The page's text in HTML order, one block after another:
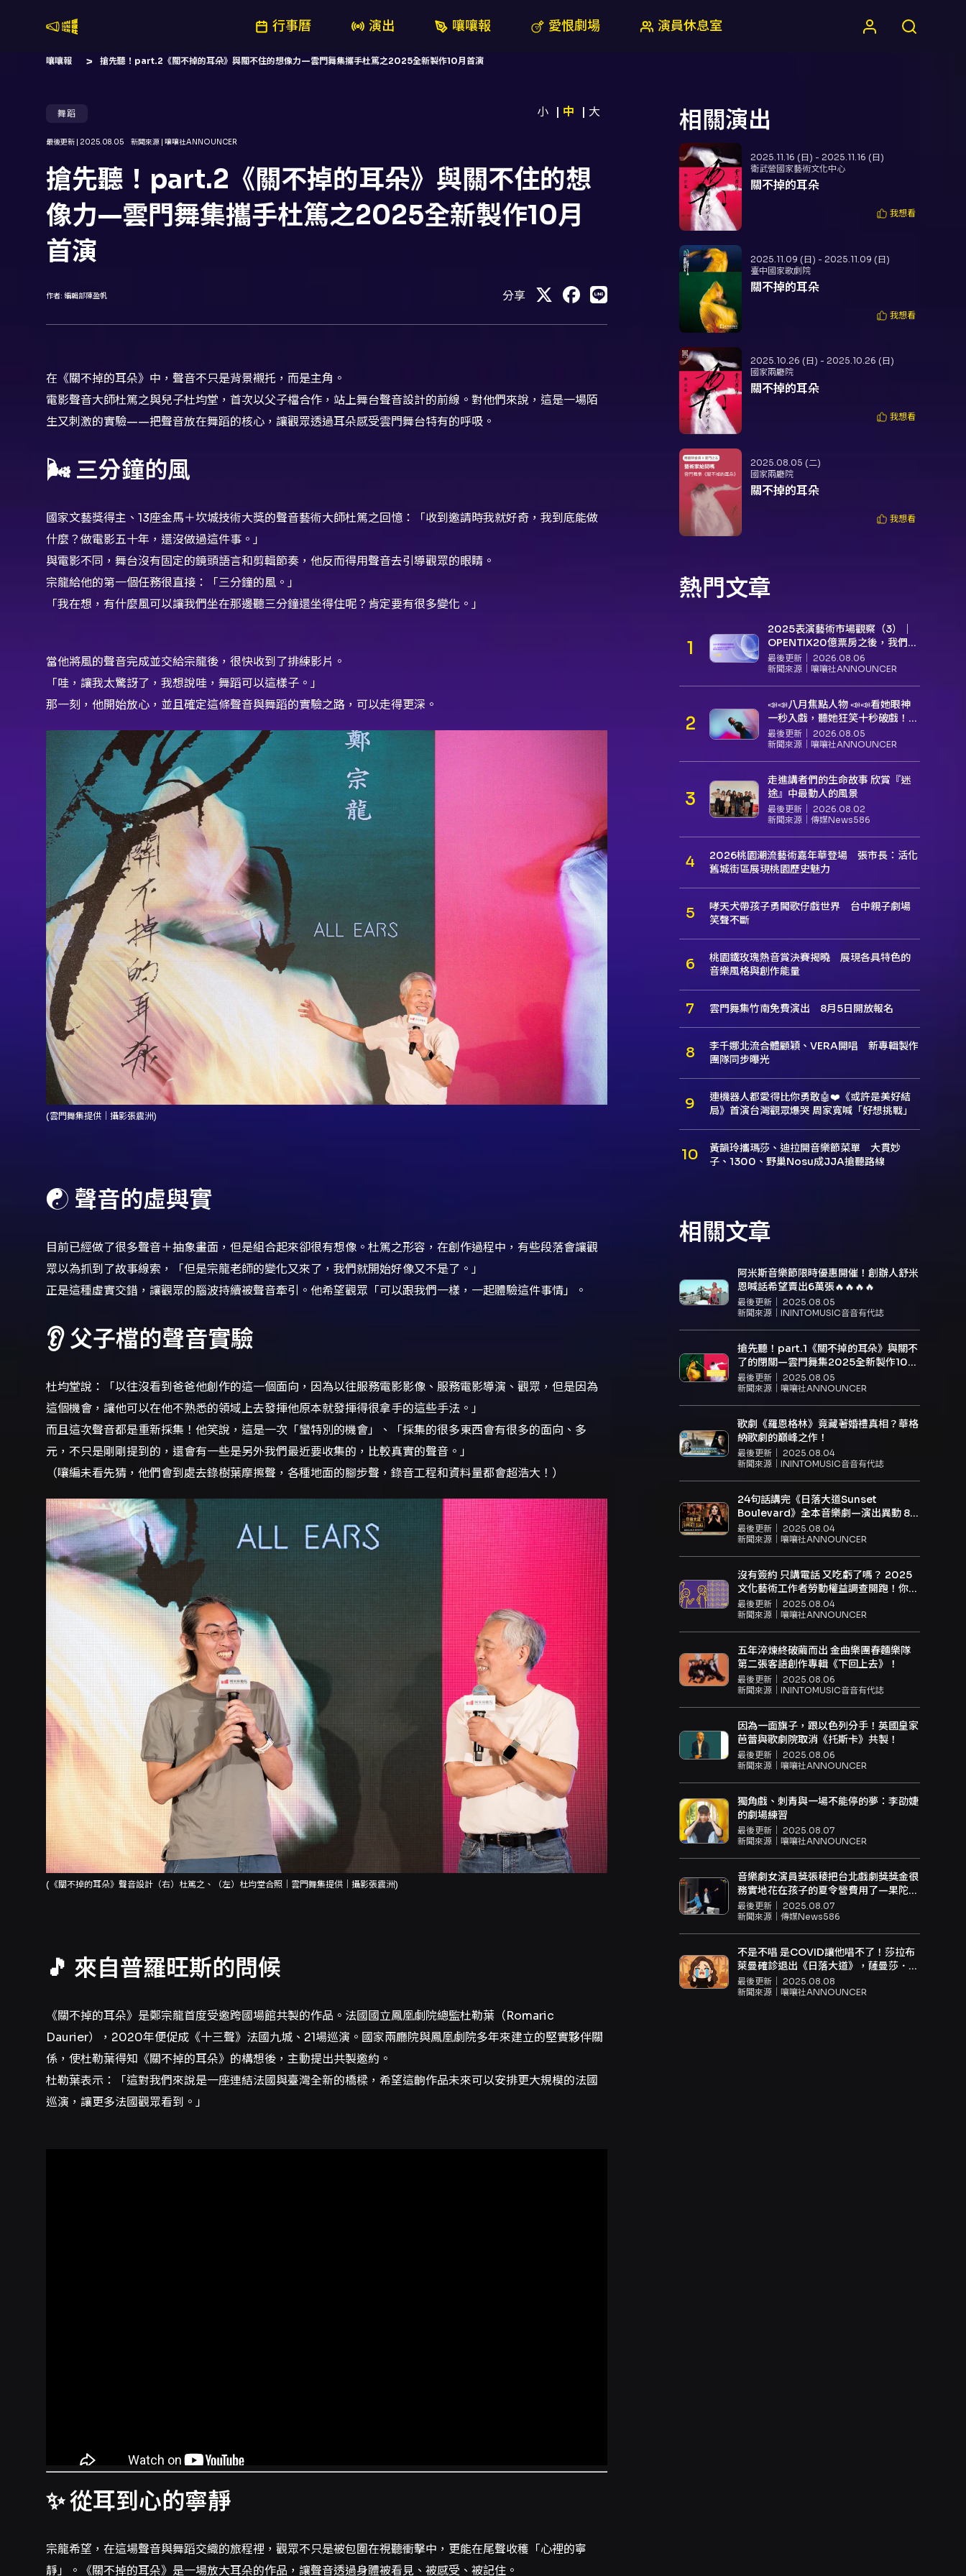
行事曆 演出 嚷嚷報 愛恨劇場 演員休息室
嚷嚷報 搶先聽！part.2《關不掉的耳朵》與關不住的想像力—雲門舞集攜手杜篤之2025全新製作10月首演
舞蹈 小 中 大
最後更新 | 2025.08.05 新聞來源 | 嚷嚷社ANNOUNCER
搶先聽！part.2《關不掉的耳朵》與關不住的想
像力—雲門舞集攜手杜篤之2025全新製作10月
首演
作者: 編輯部陳盈帆 分享
在《關不掉的耳朵》中，聲音不只是背景襯托，而是主角。
電影聲音大師杜篤之與兒子杜均堂，首次以父子檔合作，站上舞台聲音設計的前線。對他們來說，這是一場陌
生又刺激的實驗——把聲音放在舞蹈的核心，讓觀眾透過耳朵感受雲門舞台特有的呼吸。
🌬️ 三分鐘的風
國家文藝獎得主、13座金馬＋坎城技術大獎的聲音藝術大師杜篤之回憶：「收到邀請時我就好奇，我到底能做
什麼？做電影五十年，還沒做過這件事。」
與電影不同，舞台沒有固定的鏡頭語言和剪輯節奏，他反而得用聲音去引導觀眾的眼睛。
宗龍給他的第一個任務很直接：「三分鐘的風。」
「我在想，有什麼風可以讓我們坐在那邊聽三分鐘還坐得住呢？肯定要有很多變化。」
當他將風的聲音完成並交給宗龍後，很快收到了排練影片。
「哇，讓我太驚訝了，我想說哇，舞蹈可以這樣子。」
那一刻，他開始放心，並且確定這條聲音與舞蹈的實驗之路，可以走得更深。
(雲門舞集提供｜攝影張震洲)
☯️ 聲音的虛與實
目前已經做了很多聲音＋抽象畫面，但是組合起來卻很有想像。杜篤之形容，在創作過程中，有些段落會讓觀
眾以為抓到了故事線索，「但是宗龍老師的變化又來了，我們就開始好像又不是了。」
正是這種虛實交錯，讓觀眾的腦波持續被聲音牽引。他希望觀眾「可以跟我們一樣，一起體驗這件事情」。
👂 父子檔的聲音實驗
杜均堂說：「以往沒看到爸爸他創作的這一個面向，因為以往服務電影影像、服務電影導演、觀眾，但是因為
這個機會，讓他可以在他不熟悉的領域上去發揮他原本就發揮得很拿手的這些手法。」
而且這次聲音都是重新採集！他笑說，這是一次「蠻特別的機會」、「採集的很多東西會有很多的面向、多
元，不只是剛剛提到的，還會有一些是另外我們最近要收集的，比較真實的聲音。」
（嚷編未看先猜，他們會到處去錄樹葉摩擦聲，各種地面的腳步聲，錄音工程和資料量都會超浩大！）
(《關不掉的耳朵》聲音設計（右）杜篤之、（左）杜均堂合照｜雲門舞集提供｜攝影張震洲)
🎵 來自普羅旺斯的問候
《關不掉的耳朵》是鄭宗龍首度受邀跨國場館共製的作品。法國國立鳳凰劇院總監杜勒葉（Romaric
Daurier），2020年便促成《十三聲》法國九城、21場巡演。國家兩廳院與鳳凰劇院多年來建立的堅實夥伴關
係，使杜勒葉得知《關不掉的耳朵》的構想後，主動提出共製邀約。
杜勒葉表示：「這對我們來說是一座連結法國與臺灣全新的橋樑，希望這齣作品未來可以安排更大規模的法國
巡演，讓更多法國觀眾看到。」
✨ 從耳到心的寧靜
宗龍希望，在這場聲音與舞蹈交織的旅程裡，觀眾不只是被包圍在視聽衝擊中，更能在尾聲收穫「心裡的寧
靜」。《關不掉的耳朵》是一場放大耳朵的作品，讓聲音透過身體被看見、被感受、被記住。
相關演出
2025.11.16 (日) - 2025.11.16 (日)
衛武營國家藝術文化中心
關不掉的耳朵
我想看
2025.11.09 (日) - 2025.11.09 (日)
臺中國家歌劇院
關不掉的耳朵
我想看
2025.10.26 (日) - 2025.10.26 (日)
國家兩廳院
關不掉的耳朵
我想看
2025.08.05 (二)
國家兩廳院
關不掉的耳朵
我想看
熱門文章
2025表演藝術市場觀察（3）｜
OPENTIX20億票房之後，我們到
底看見了什麼？
最後更新｜ 2026.08.06
新聞來源｜ 嚷嚷社ANNOUNCER
📣📣八月焦點人物 📣📣看她眼神
一秒入戲，聽她狂笑十秒破戲！
孝女宋國珍 v.s. 笑女張擎佳：本是
同根生，相約壓車別太急
最後更新｜ 2026.08.05
新聞來源｜ 嚷嚷社ANNOUNCER
走進講者們的生命故事 欣賞『迷
途』中最動人的風景
最後更新｜ 2026.08.02
新聞來源｜ 傳媒News586
2026桃園潮流藝術嘉年華登場 張市長：活化
舊城街區展現桃園歷史魅力
哮天犬帶孩子勇闖歌仔戲世界 台中親子劇場
笑聲不斷
桃園鐵玫瑰熱音賞決賽揭曉 展現各具特色的
音樂風格與創作能量
雲門舞集竹南免費演出 8月5日開放報名
李千娜北流合體顧穎、VERA開唱 新專輯製作
團隊同步曝光
連機器人都愛得比你勇敢🤖❤️《或許是美好結
局》首演台灣觀眾爆哭 周家寬喊「好想挑戰」
黃韻玲攜瑪莎、迪拉開音樂節菜單 大貫妙
子、1300、野巢Nosu成JJA搶聽路線
相關文章
阿米斯音樂節限時優惠開催！創辦人舒米
恩喊話希望賣出6萬張🔥🔥🔥🔥
最後更新｜ 2025.08.05
新聞來源｜ ININTOMUSIC音音有代誌
搶先聽！part.1《關不掉的耳朵》與關不
了的閉關—雲門舞集2025全新製作10月
首演
最後更新｜ 2025.08.05
新聞來源｜ 嚷嚷社ANNOUNCER
歌劇《羅恩格林》竟藏著婚禮真相？華格
納歌劇的巔峰之作！
最後更新｜ 2025.08.04
新聞來源｜ ININTOMUSIC音音有代誌
24句話講完《日落大道Sunset
Boulevard》全本音樂劇—演出異動 8/8
起莎拉布萊曼確診退出，薩曼莎．莫利接
棒演諾瑪
最後更新｜ 2025.08.04
新聞來源｜ 嚷嚷社ANNOUNCER
沒有簽約 只講電話 又吃虧了嗎？ 2025
文化藝術工作者勞動權益調查開跑！你的
聲音很重要
最後更新｜ 2025.08.04
新聞來源｜ 嚷嚷社ANNOUNCER
五年淬煉終破繭而出 金曲樂團春麵樂隊
第二張客語創作專輯《下回上去》！
最後更新｜ 2025.08.06
新聞來源｜ ININTOMUSIC音音有代誌
因為一面旗子，跟以色列分手！英國皇家
芭蕾與歌劇院取消《托斯卡》共製！
最後更新｜ 2025.08.06
新聞來源｜ 嚷嚷社ANNOUNCER
獨角戲、刺青與一場不能停的夢：李劭婕
的劇場練習
最後更新｜ 2025.08.07
新聞來源｜ 嚷嚷社ANNOUNCER
音樂劇女演員獎張稜把台北戲劇獎獎金很
務實地花在孩子的夏令營費用了—果陀為
你帶來愛、人生現實、詐騙集團的舞台劇
最後更新｜ 2025.08.07
新聞來源｜ 傳媒News586
不是不唱 是COVID讓他唱不了！莎拉布
萊曼確診退出《日落大道》，薩曼莎．莫
利接棒演諾瑪
最後更新｜ 2025.08.08
新聞來源｜ 嚷嚷社ANNOUNCER